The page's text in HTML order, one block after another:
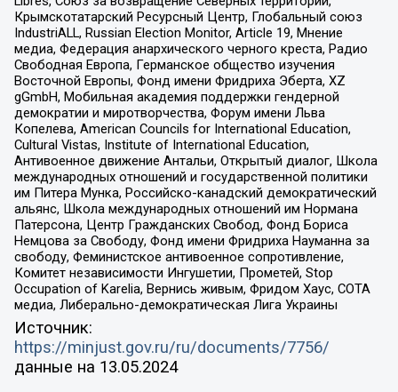
Крымскотатарский Ресурсный Центр, Глобальный союз
IndustriALL, Russian Election Monitor, Article 19, Мнение
медиа, Федерация анархического черного креста, Радио
Свободная Европа, Германское общество изучения
Восточной Европы, Фонд имени Фридриха Эберта, XZ
gGmbH, Мобильная академия поддержки гендерной
демократии и миротворчества, Форум имени Льва
Копелева, American Councils for International Education,
Cultural Vistas, Institute of International Education,
Антивоенное движение Антальи, Открытый диалог, Школа
международных отношений и государственной политики
им Питера Мунка, Российско-канадский демократический
альянс, Школа международных отношений им Нормана
Патерсона, Центр Гражданских Свобод, Фонд Бориса
Немцова за Свободу, Фонд имени Фридриха Науманна за
свободу, Феминистское антивоенное сопротивление,
Комитет независимости Ингушетии, Прометей, Stop
Occupation of Karelia, Вернись живым, Фридом Хаус, СОТА
медиа, Либерально-демократическая Лига Украины
Источник:
https://minjust.gov.ru/ru/documents/7756/
данные на 13.05.2024